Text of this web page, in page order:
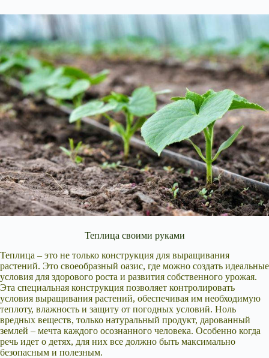
Теплица своими руками
Теплица – это не только конструкция для выращивания
растений. Это своеобразный оазис, где можно создать идеальные
условия для здорового роста и развития собственного урожая.
Эта специальная конструкция позволяет контролировать
условия выращивания растений, обеспечивая им необходимую
теплоту, влажность и защиту от погодных условий. Ноль
вредных веществ, только натуральный продукт, дарованный
землей – мечта каждого осознанного человека. Особенно когда
речь идет о детях, для них все должно быть максимально
безопасным и полезным.